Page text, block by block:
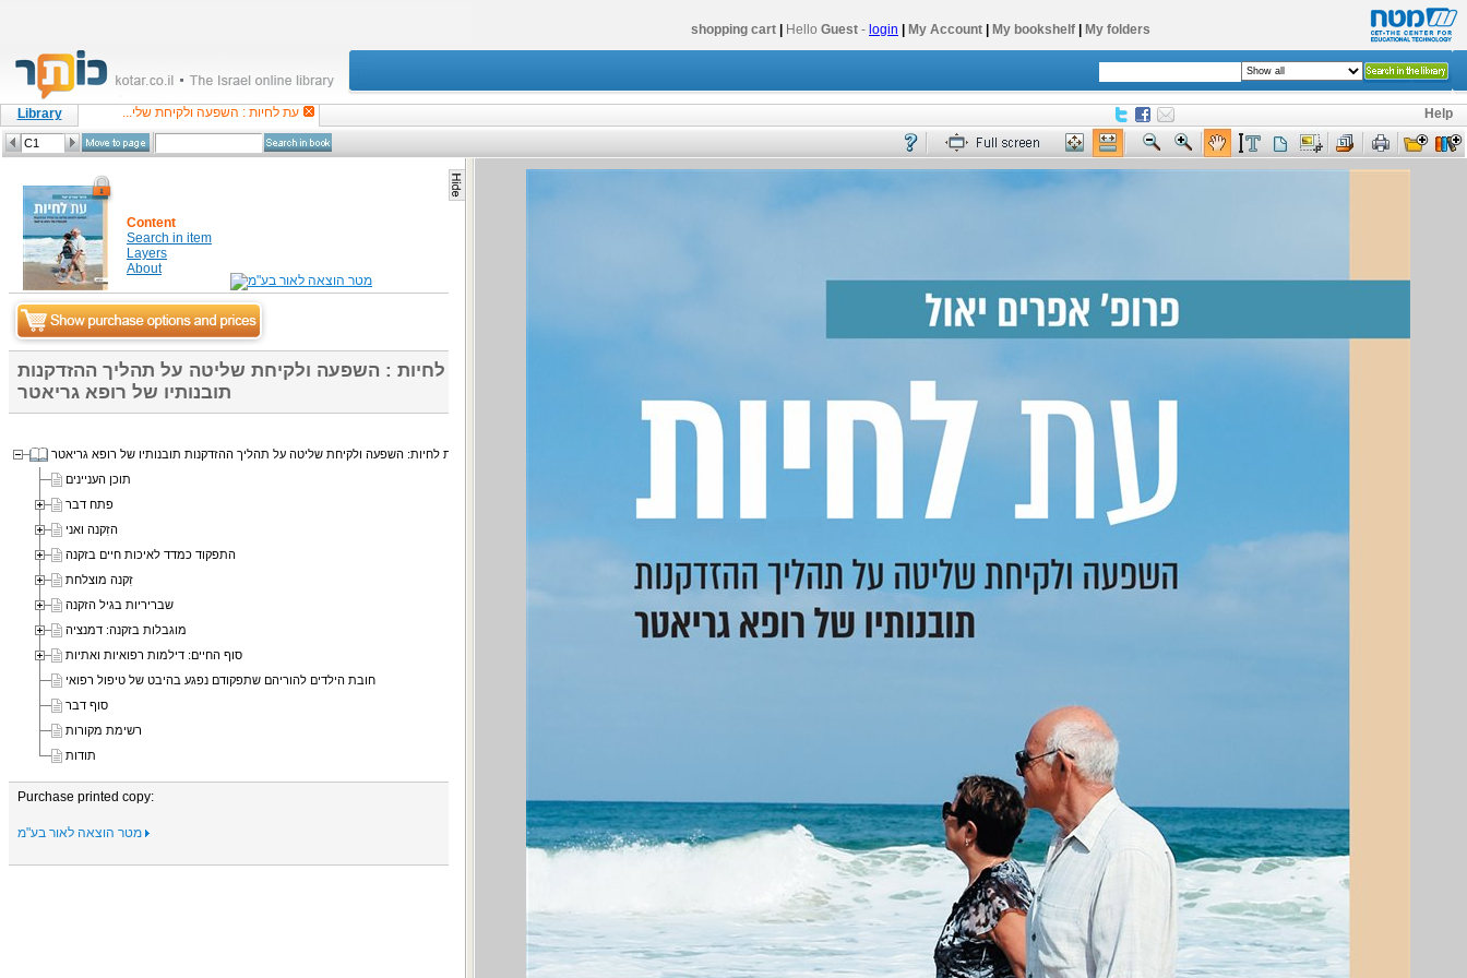
shopping cart Hello Guest - login My Account My bookshelf My folders
Library עת לחיות : השפעה ולקיחת שלי... Help
Content
Search in item
Layers
About
עת לחיות : השפעה ולקיחת שליטה על תהליך ההזדקנות
תובנותיו של רופא גריאטר
עת לחיות: השפעה ולקיחת שליטה על תהליך ההזדקנות תובנותיו של רופא גריאטר
תוכן העניינים
פתח דבר
הזִקנה ואני
התפקוד כמדד לאיכות חיים בזקנה
זִקנה מוצלחת
שבריריות בגיל הזקנה
מוגבלות בזקנה: דמנציה
סוף החיים: דילמות רפואיות ואתיות
חובת הילדים להוריהם שתפקודם נפגע בהיבט של טיפול רפואי
סוף דבר
רשימת מקורות
תודות
Purchase printed copy: